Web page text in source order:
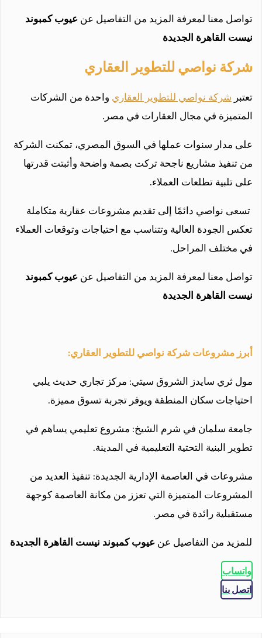
تواصل معنا لمعرفة المزيد من التفاصيل عنعيوب كمبوند
نيست القاهرة الجديدة
شركة نواصي للتطوير العقاري
تعتبرشركة نواصي للتطوير العقاريواحدة من الشركات
المتميزة في مجال العقارات في مصر.
على مدار سنوات عملها في السوق المصري، تمكنت الشركة
من تنفيذ مشاريع ناجحة تركت بصمة واضحة وأثبتت قدرتها
على تلبية تطلعات العملاء.
تسعى نواصي دائمًا إلى تقديم مشروعات عقارية متكاملة
تعكس الجودة العالية وتتناسب مع احتياجات وتوقعات العملاء
في مختلف المراحل.
تواصل معنا لمعرفة المزيد من التفاصيل عنعيوب كمبوند
نيست القاهرة الجديدة
أبرز مشروعات شركة نواصي للتطوير العقاري:
مول ثري سايدز الشروق سيتي: مركز تجاري حديث يلبي
احتياجات سكان المنطقة ويوفر تجربة تسوق مميزة.
جامعة سلمان في شرم الشيخ: مشروع تعليمي يساهم في
تطوير البنية التحتية التعليمية في المدينة.
مشروعات في العاصمة الإدارية الجديدة: تنفيذ العديد من
المشروعات المتميزة التي تعزز من مكانة العاصمة كوجهة
مستقبلية رائدة في مصر.
للمزيد من التفاصيل عنعيوب كمبوند نيست القاهرة الجديدة
واتساب
اتصل بنا